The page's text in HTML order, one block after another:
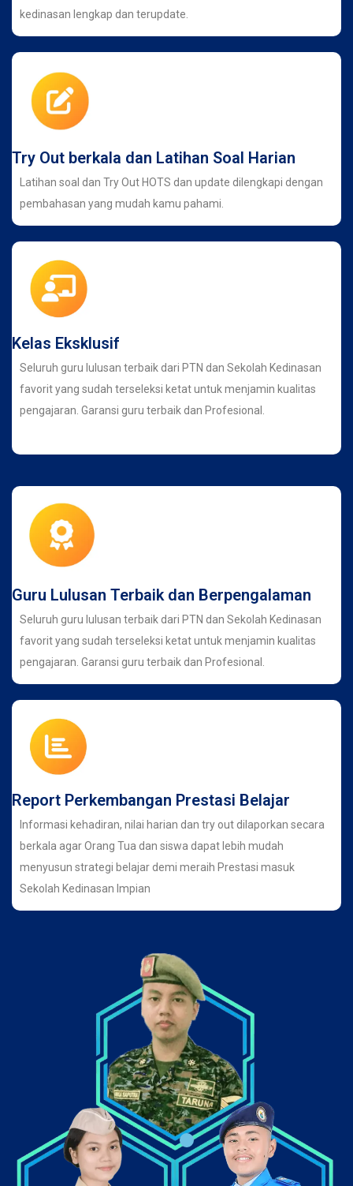
kedinasan lengkap dan terupdate.
Try Out berkala dan Latihan Soal Harian
Latihan soal dan Try Out HOTS dan update dilengkapi dengan
pembahasan yang mudah kamu pahami.
Kelas Eksklusif
Seluruh guru lulusan terbaik dari PTN dan Sekolah Kedinasan
favorit yang sudah terseleksi ketat untuk menjamin kualitas
pengajaran. Garansi guru terbaik dan Profesional.
Guru Lulusan Terbaik dan Berpengalaman
Seluruh guru lulusan terbaik dari PTN dan Sekolah Kedinasan
favorit yang sudah terseleksi ketat untuk menjamin kualitas
pengajaran. Garansi guru terbaik dan Profesional.
Report Perkembangan Prestasi Belajar
Informasi kehadiran, nilai harian dan try out dilaporkan secara
berkala agar Orang Tua dan siswa dapat lebih mudah
menyusun strategi belajar demi meraih Prestasi masuk
Sekolah Kedinasan Impian